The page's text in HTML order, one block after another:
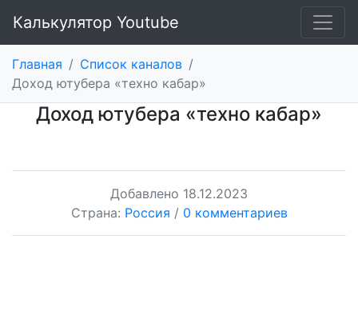
Калькулятор Youtube
Главная / Список каналов /
Доход ютубера «техно кабар»
Доход ютубера «техно кабар»
Добавлено 18.12.2023
Страна: Россия / 0 комментариев